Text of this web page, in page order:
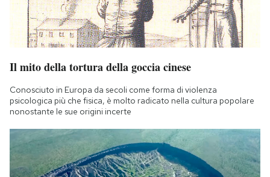
Il mito della tortura della goccia cinese
Conosciuto in Europa da secoli come forma di violenza
psicologica più che fisica, è molto radicato nella cultura popolare
nonostante le sue origini incerte